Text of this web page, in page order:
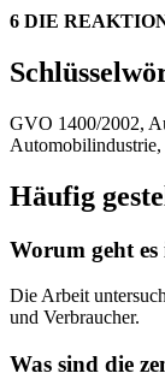
6 DIE
GVO 1400/2002,
Häufig
Worum geht
Die Arbeit
und Verbraucher.
Was sind die